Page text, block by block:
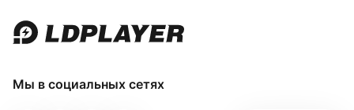
Мы в социальных сетях